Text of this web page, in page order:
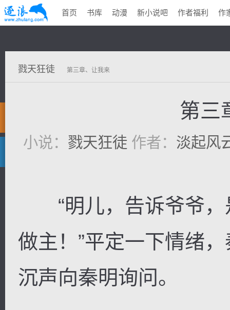
首页 书库 动漫 新小说吧 作者福利 作
戮天狂徒 第三章、让我来
第三
小说： 戮天狂徒 作者： 淡起风
“明儿，告诉爷爷，
做主！”平定一下情绪
沉声向秦明询问。